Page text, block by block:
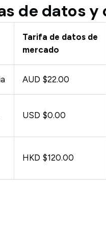
de datos y
Tarifa de datos de
mercado
AUD $22.00
USD $0.00
HKD $120.00